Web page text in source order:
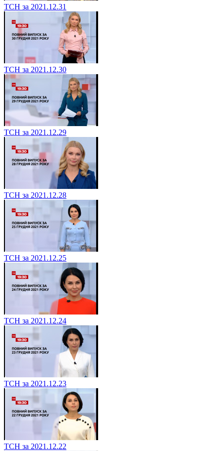
ТСН за 2021.12.31
ТСН за 2021.12.30
ТСН за 2021.12.29
ТСН за 2021.12.28
ТСН за 2021.12.25
ТСН за 2021.12.24
ТСН за 2021.12.23
ТСН за 2021.12.22